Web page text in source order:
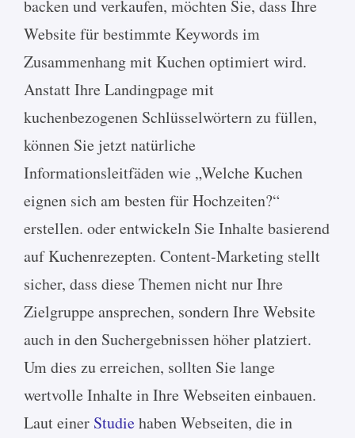
backen und verkaufen, möchten Sie, dass Ihre
Website für bestimmte Keywords im
Zusammenhang mit Kuchen optimiert wird.
Anstatt Ihre Landingpage mit
kuchenbezogenen Schlüsselwörtern zu füllen,
können Sie jetzt natürliche
Informationsleitfäden wie „Welche Kuchen
eignen sich am besten für Hochzeiten?“
erstellen. oder entwickeln Sie Inhalte basierend
auf Kuchenrezepten. Content-Marketing stellt
sicher, dass diese Themen nicht nur Ihre
Zielgruppe ansprechen, sondern Ihre Website
auch in den Suchergebnissen höher platziert.
Um dies zu erreichen, sollten Sie lange
wertvolle Inhalte in Ihre Webseiten einbauen.
Laut einer Studiehaben Webseiten, die in